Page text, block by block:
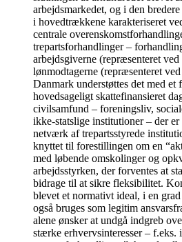
arbejdsmarkedet, og i den
i hovedtrækkene karakteriseret
centrale
trepartsforhandlinger –
arbejdsgiverne (repræsenteret
lønmodtagerne (repræsenteret
Danmark understøttes det med et
hovedsageligt skattefinansieret
civilsamfund – foreningsliv,
ikke-statslige institutioner – der
netværk af trepartsstyrede
knyttet til forestillingen om en
med løbende omskolinger og
arbejdsstyrken, der forventes at
bidrage til at sikre fleksibilitet.
blevet et normativt ideal, i en
også bruges som legitim
alene ønsker at undgå indgreb
stærke erhvervsinteresser – f.eks.